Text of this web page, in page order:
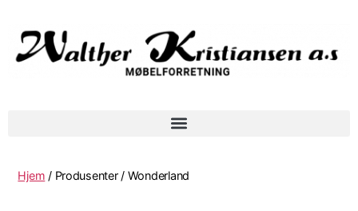
Hjem / Produsenter / Wonderland